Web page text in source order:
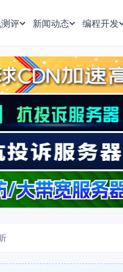
评 新闻动态 编程开发